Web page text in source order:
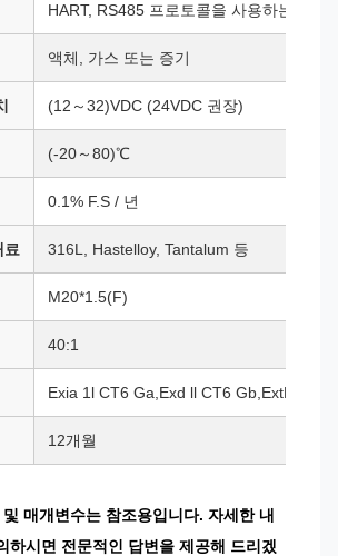
HART, RS485 프로토콜을 사용하는 4～
액체, 가스 또는 증기
(12～32)VDC (24VDC 권장)
(-20～80)℃
0.1% F.S / 년
료 316L, Hastelloy, Tantalum 등
M20*1.5(F)
40:1
Exia 1l CT6 Ga,Exd ll CT6 Gb,ExtD A21
12개월
매개변수는 참조용입니다. 자세한 내
하시면 전문적인 답변을 제공해 드리겠